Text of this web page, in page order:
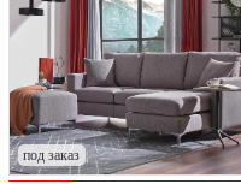
под заказ